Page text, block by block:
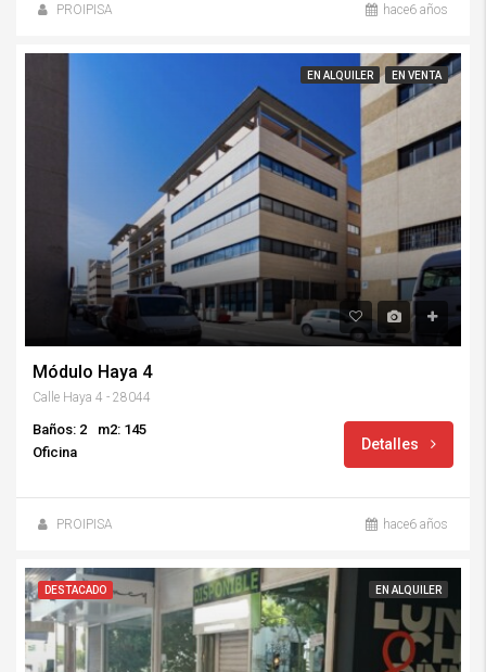
PROIPISA hace6 años
EN ALQUILER EN VENTA
Módulo Haya 4
Calle Haya 4 - 28044
Baños: 2
m2: 145
Oficina
Detalles
PROIPISA hace6 años
DESTACADO EN ALQUILER